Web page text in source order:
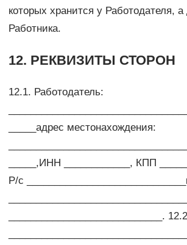
которых хранится у Работодателя, а
Работника.
12. РЕКВИЗИТЫ СТОРОН
12.1. Работодатель:
_____адрес местонахождения:
_____,ИНН ____________, КПП
Р/с
____________________________.